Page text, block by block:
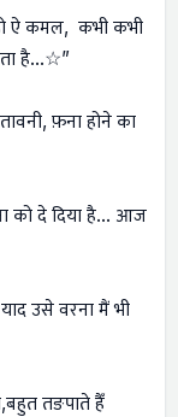
ऐ कमल, कभी कभी
है…☆”
फ़ना होने का
को दे दिया है… आज
उसे वरना मैं भी
तङपाते हैँ